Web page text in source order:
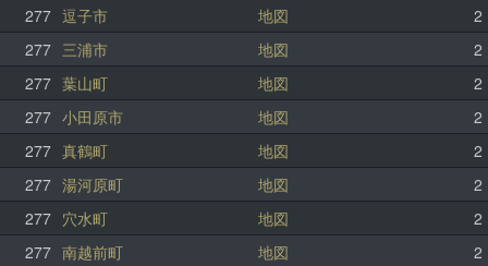
277 逗子市 地図
2
277 三浦市 地図
2
277 葉山町 地図
2
277 小田原市 地図
2
277 真鶴町 地図
2
277 湯河原町 地図
2
277 穴水町 地図
2
277 南越前町 地図
2